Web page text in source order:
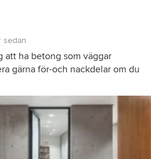
sedan
att ha betong som väggar
gärna för-och nackdelar om du